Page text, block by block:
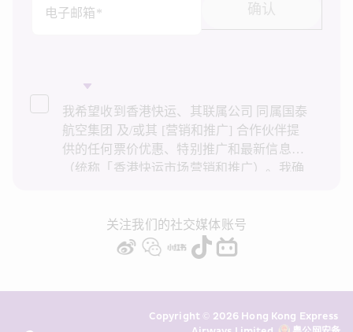
电子邮箱*
确认
我希望收到香港快运、其联属公司 同属国泰
航空集团 及/或其 [营销和推广] 合作伙伴提
供的任何票价优惠、特别推广和最新信息
（统称「香港快运市场营销和推广）。我确
务历史记录进行直接市场营销和推广。我知
悉在未经我的同意下，香港快运不会使用我
的个人资料作直接营销和推广用途。详情请
关注我们的社交媒体账号
Copyright © 2026 Hong Kong Express